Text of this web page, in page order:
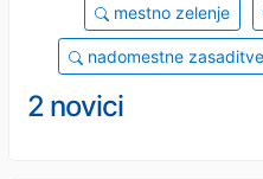
mestno zelenje
nadomestne zasaditve
2 novici